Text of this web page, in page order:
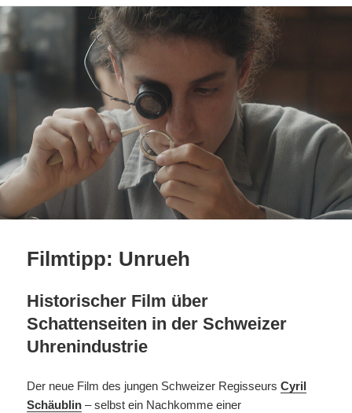
Filmtipp: Unrueh
Historischer Film über
Schattenseiten in der Schweizer
Uhrenindustrie
Der neue Film des jungen Schweizer RegisseursCyril
Schäublin – selbst ein Nachkomme einer